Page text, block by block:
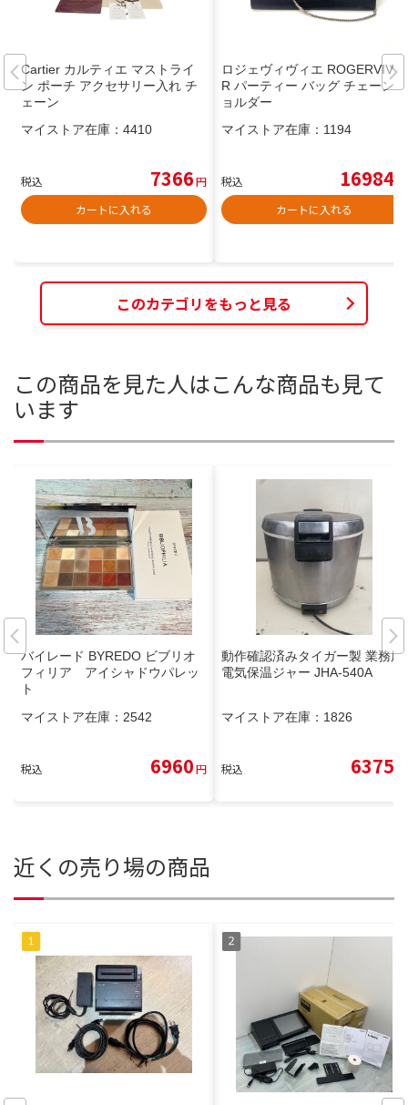
Cartier カルティエ マストライ
ン ポーチ アクセサリー入れ チ
ェーン
マイストア在庫： 4410
税込 7366円
カートに入れる
ロジェヴィヴィエ ROGERVIVIE
R パーティー バッグ チェーンシ
ョルダー
マイストア在庫： 1194
税込 16984
カートに入れる
このカテゴリをもっと見る
この商品を見た人はこんな商品も見て
います
バイレード BYREDO ビブリオ
フィリア アイシャドウパレッ
ト
マイストア在庫： 2542
税込 6960円
動作確認済みタイガー製 業務用
電気保温ジャー JHA-540A
マイストア在庫： 1826
税込 6375
近くの売り場の商品